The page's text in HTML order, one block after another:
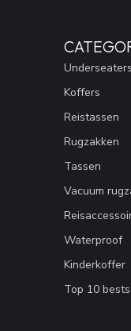
Underseaters
Koffers
Reistassen
Rugzakken
Tassen
Vacuum
Waterproof
Kinderkoffer
Top 10